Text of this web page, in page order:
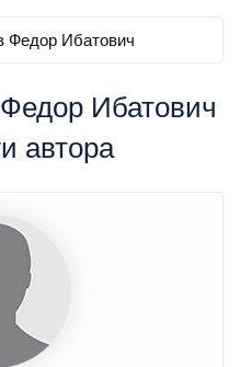
Федор Ибатович
Ибатович
автора